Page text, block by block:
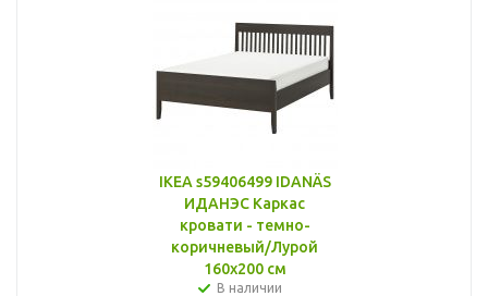
IKEA s59406499 IDANÄS
ИДАНЭС Каркас
кровати - темно-
коричневый/Лурой
160x200 см
В наличии